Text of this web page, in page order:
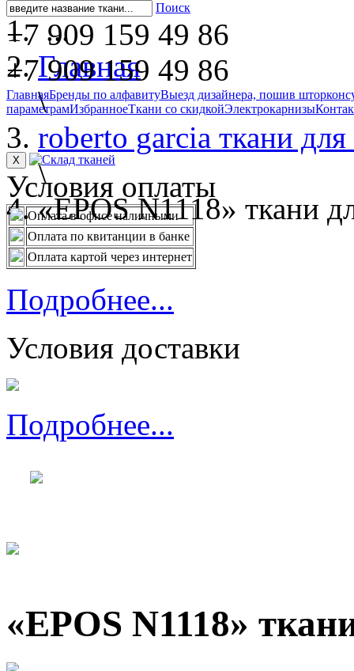
...
Главная
\
roberto garсia ткани
\
«EPOS N1118» ткани
Поиск
+7 909 159 49 86
+7 909 159 49 86
ГлавнаяБренды по алфавитуВыезд дизайнера, пошив штор
параметрамИзбранноеТкани со скидкойЭлектрокарнизы
X
Условия оплаты
Оплата в офисе наличными
Оплата по квитанции в банке
Оплата картой через интернет
Подробнее...
Условия доставки
Подробнее...
«EPOS N1118»